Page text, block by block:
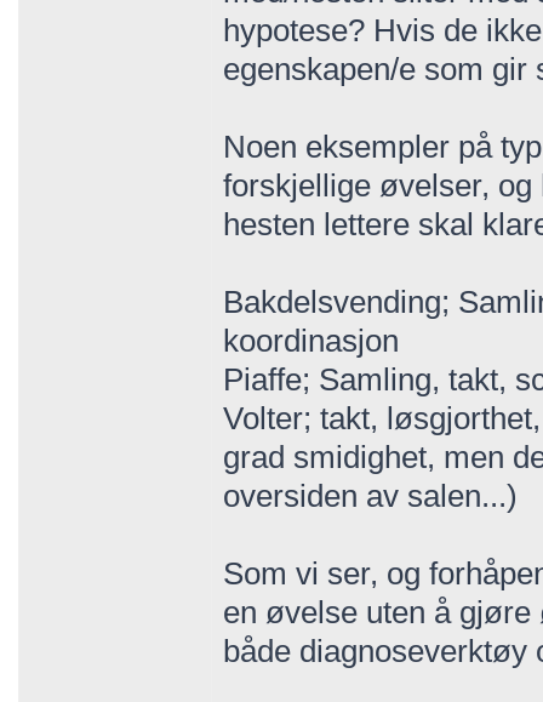
hypotese? Hvis de
egenskapen/e som gir
Noen eksempler på
forskjellige øvelser,
hesten lettere skal
Bakdelsvending;
koordinasjon
Piaffe; Samling, takt,
Volter; takt,
grad smidighet, men
oversiden av salen...)
Som vi ser, og
en øvelse uten å
både diagnoseverktøy